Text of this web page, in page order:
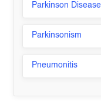
Parkinson Disease
Parkinsonism
Pneumonitis